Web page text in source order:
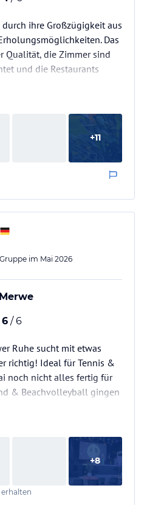
ihre Großzügigkeit aus
Das
Qualität, die Zimmer sind
und die Restaurants
dass spezielle kulinarische
von Adana oder Döner
Personal zeigt
um stets eine
+11
im Mai 2026
6 / 6
Ruhe sucht mit etwas
richtig! Ideal für Tennis &
noch nicht alles fertig für
& Beachvolleyball gingen
Wir durften jeden Tag mit
Hotel fahren und das
Feeling am Pool mit den
Hotels in einem Urlaub.. was
+8